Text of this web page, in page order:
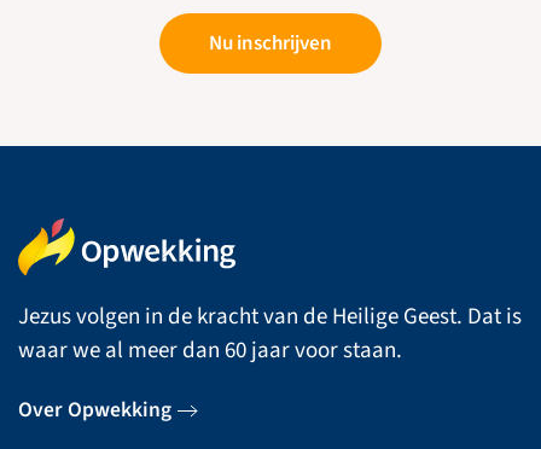
Nu inschrijven
Jezus volgen in de kracht van de Heilige Geest. Dat is
waar we al meer dan 60 jaar voor staan.
Over Opwekking